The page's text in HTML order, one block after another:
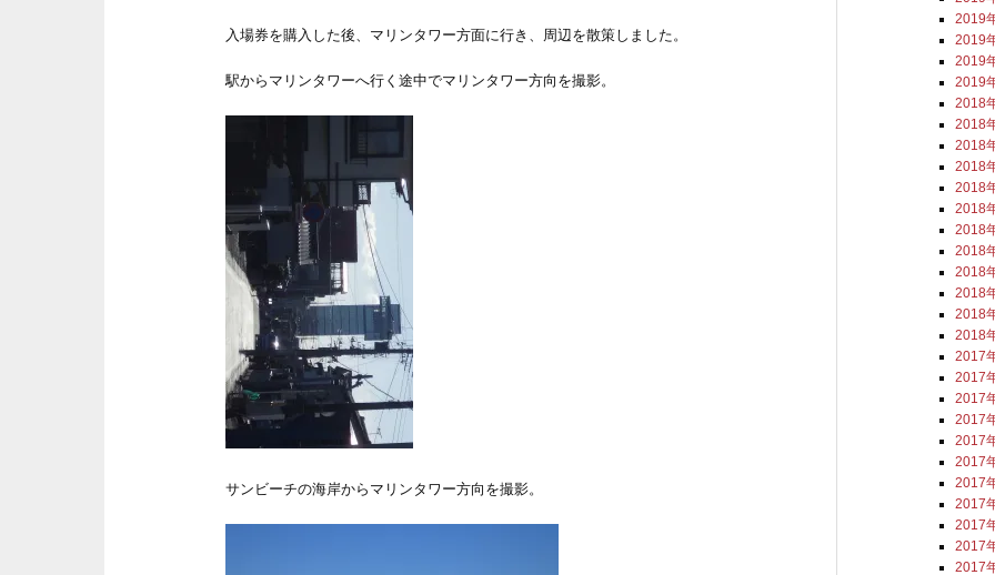
入場券を購入した後、マリンタワー方面に行き、周辺を散策しました。
駅からマリンタワーへ行く途中でマリンタワー方向を撮影。
サンビーチの海岸からマリンタワー方向を撮影。
2019
2019
2019
2019
2018
2018
2018
2018
2018
2018
2018
2018
2018
2018
2018
2018
2017
2017
2017
2017
2017
2017
2017
2017
2017
2017
2017